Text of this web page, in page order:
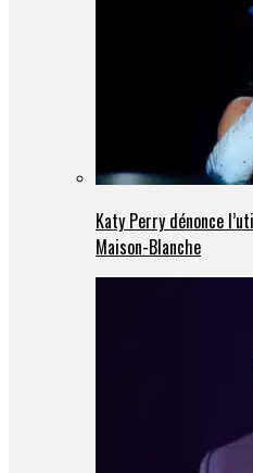
Katy Perry dénonce
Maison-Blanche